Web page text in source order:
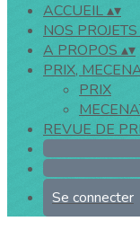
ACCUEIL▴▾
NOS
A PROPOS ▴▾
PRIX,
PRIX
REVUE DE
Se connecter